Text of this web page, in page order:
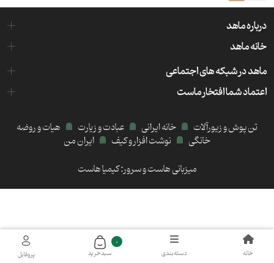
درباره ماهد
خانه ماهد
ماهد در شبکه های اجتماعی
اعتماد شما افتخار ماست
تن پوش و زیورآلات خانه ایرانی عبادت و زیارت
هیات و روضه
خانگی
نوشت افزار و کیف
ایران من
میزبانی هاست و سرور:کیمیا هاست
خانه دسته‌بندی
0
سبد‌خرید پروفایل